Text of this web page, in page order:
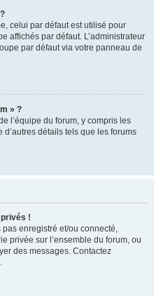
celui par défaut est utilisé pour
affichés par défaut. L’administrateur
par défaut via votre panneau de
» ?
l’équipe du forum, y compris les
détails tels que les forums
!
pas enregistré et/ou connecté,
privée sur l’ensemble du forum, ou
des messages. Contactez